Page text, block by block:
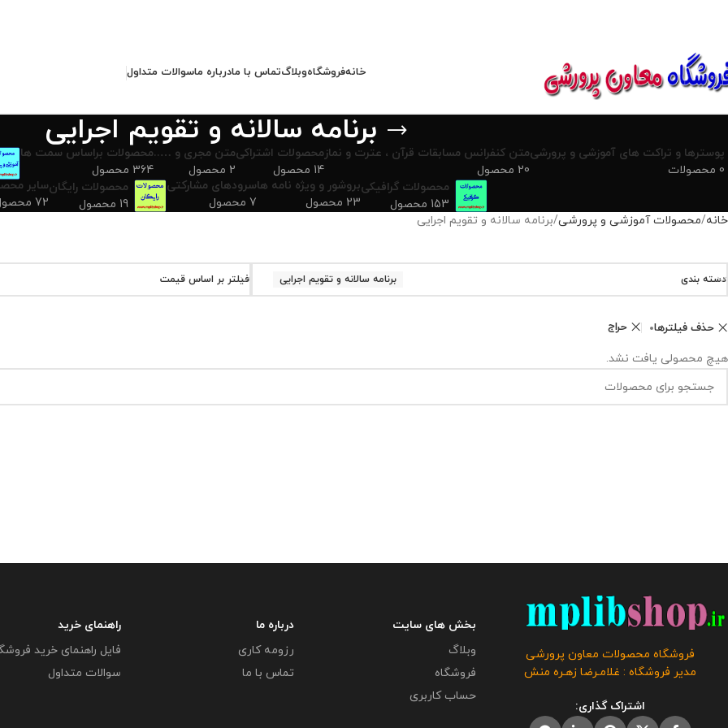
خانهفروشگاهوبلاگتماس با مادرباره ماسوالات متداول
برنامه سالانه و تقویم اجرایی
پوسترها و تراکت های آموزشی و پرورشی
0 محصولات
متن کنفرانس مسابقات قرآن ، عترت و نماز
20 محصول
محصولات اشتراکی
14 محصول
متن مجری و …..
2 محصول
محصولات براساس سمت ها
364 محصول
محصولات گرافیکی
153 محصول
بروشور و ویژه نامه ها
23 محصول
سرودهای مشارکتی
7 محصول
محصولات رایگان
19 محصول
سایر
72 محصول
خانه محصولات آموزشی و پرورشی برنامه سالانه و تقویم اجرایی
دسته بندی برنامه سالانه و تقویم اجرایی فیلتر بر اساس قیمت
حذف فیلترها حراج
هیچ محصولی یافت نشد.
فروشگاه محصولات معاون پرورشی
مدیر فروشگاه : غلامـرضا زهـره منش
اشتراک گذاری:
بخش های سایت
وبلاگ
فروشگاه
حساب کاربری
درباره ما
رزومه کاری
تماس با ما
راهنمای خرید
فایل راهنمای خرید
سوالات متداول